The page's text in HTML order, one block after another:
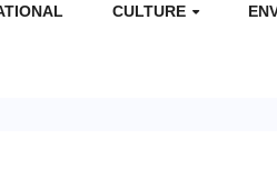
CULTURE